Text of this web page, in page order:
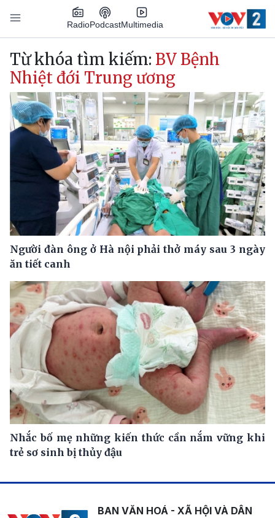
Nhảy đến nội dung
RadioPodcastMultimedia
Main navigation
Từ khóa tìm kiếm: BV Bệnh
Nhiệt đới Trung ương
Người đàn ông ở Hà nội phải thở máy sau 3 ngày
ăn tiết canh
Nhắc bố mẹ những kiến thức cần nắm vững khi
trẻ sơ sinh bị thủy đậu
BAN VĂN HOÁ - XÃ HỘI VÀ DÂN